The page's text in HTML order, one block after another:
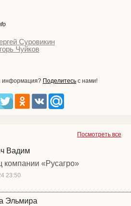
Суровикин
Чуйков
информация? Поделитесь с нами!
Посмотреть все
Вадим
компании «Русагро»
23:50
Эльмира